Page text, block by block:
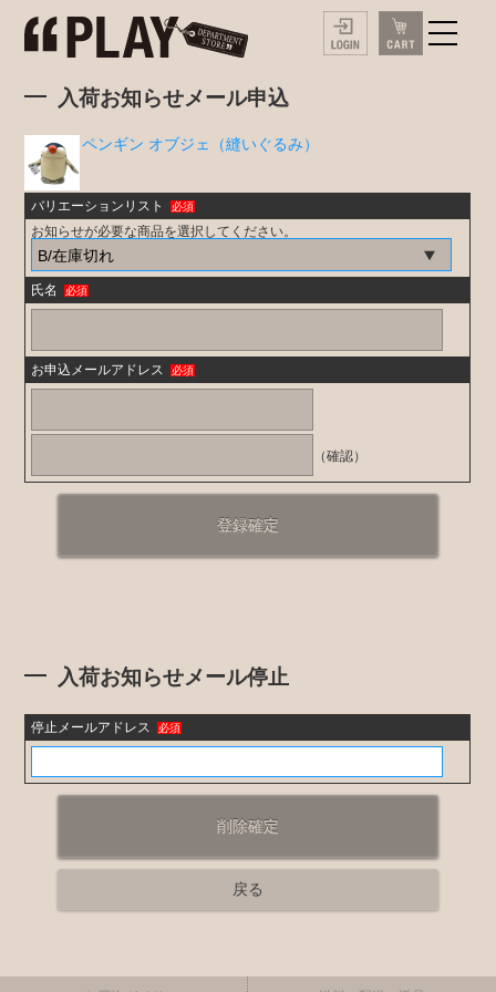
入荷お知らせメール申込
ペンギン オブジェ（縫いぐるみ）
バリエーションリスト 必須
お知らせが必要な商品を選択してください。
氏名 必須
お申込メールアドレス 必須
（確認）
入荷お知らせメール停止
停止メールアドレス 必須